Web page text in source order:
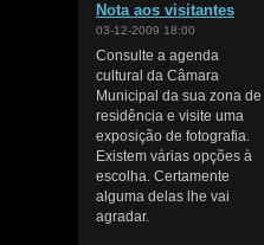
Nota aos visitantes
03-12-2009 18:00
Consulte a agenda
cultural da Câmara
Municipal da sua zona de
residência e visite uma
exposição de fotografia.
Existem várias opções à
escolha. Certamente
alguma delas lhe vai
agradar.